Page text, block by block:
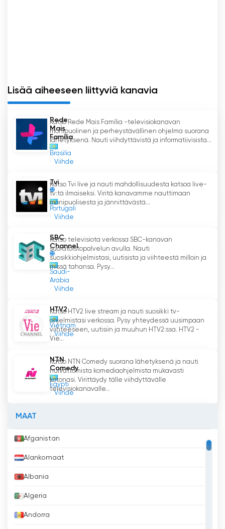
Lisää aiheeseen liittyviä kanavia
Rede
Mais
Família
Brasilia
Viihde
Katso Rede Mais Família -televisiokanavan
monipuolinen ja perheystävällinen ohjelma suorana
lähetyksenä. Nauti viihdyttävistä ja informatiivisista...
Tvi
Portugali
Viihde
Katso Tvi live ja nauti mahdollisuudesta katsoa live-
tv:tä ilmaiseksi. Viritä kanavamme nauttimaan
monipuolisesta ja jännittävästä...
SBC
Channel
Saudi-
Arabia
Viihde
Katso televisiota verkossa SBC-kanavan
suoratoistopalvelun avulla. Nauti
suosikkiohjelmistasi, uutisista ja viihteestä milloin ja
missä tahansa. Pysy...
HTV2
Vietnam
Viihde
Katso HTV2 live stream ja nauti suosikki tv-
ohjelmistasi verkossa. Pysy yhteydessä uusimpaan
viihteeseen, uutisiin ja muuhun HTV2:ssa. HTV2 -
Vie...
NTN
Comedy
Egypti
Viihde
Katso NTN Comedy suorana lähetyksenä ja nauti
hulvattomista komediaohjelmista mukavasti
kotonasi. Virittäydy tälle viihdyttävälle
televisiokanavalle...
MAAT
Afganistan
Alankomaat
Albania
Algeria
Andorra